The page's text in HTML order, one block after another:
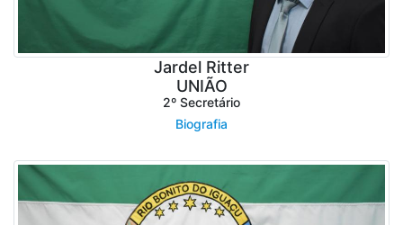
Jardel Ritter
UNIÃO
2º Secretário
Biografia